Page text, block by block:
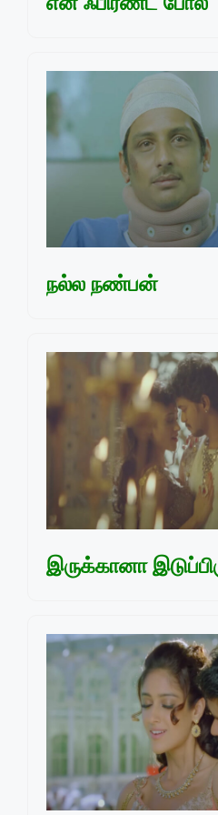
நல்ல நண்பன்
இருக்கானா